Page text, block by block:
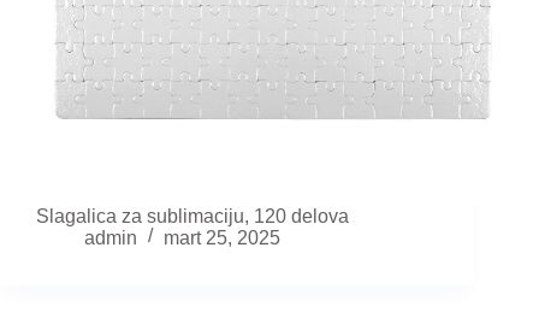
Slagalica za sublimaciju, 120 delova
admin
mart 25, 2025